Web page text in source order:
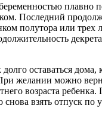
плавно
Последний
полутора или трех
оставаться дома,
желании можно
возраста
снова взять отпуск по